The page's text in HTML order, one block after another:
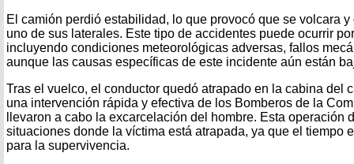
El camión perdió estabilidad, lo que provocó que se volcara
uno de sus laterales. Este tipo de accidentes puede ocurrir
incluyendo condiciones meteorológicas adversas, fallos
aunque las causas específicas de este incidente aún están
Tras el vuelco, el conductor quedó atrapado en la cabina del
una intervención rápida y efectiva de los Bomberos de la
llevaron a cabo la excarcelación del hombre. Esta operación
situaciones donde la víctima está atrapada, ya que el tiempo
para la supervivencia.